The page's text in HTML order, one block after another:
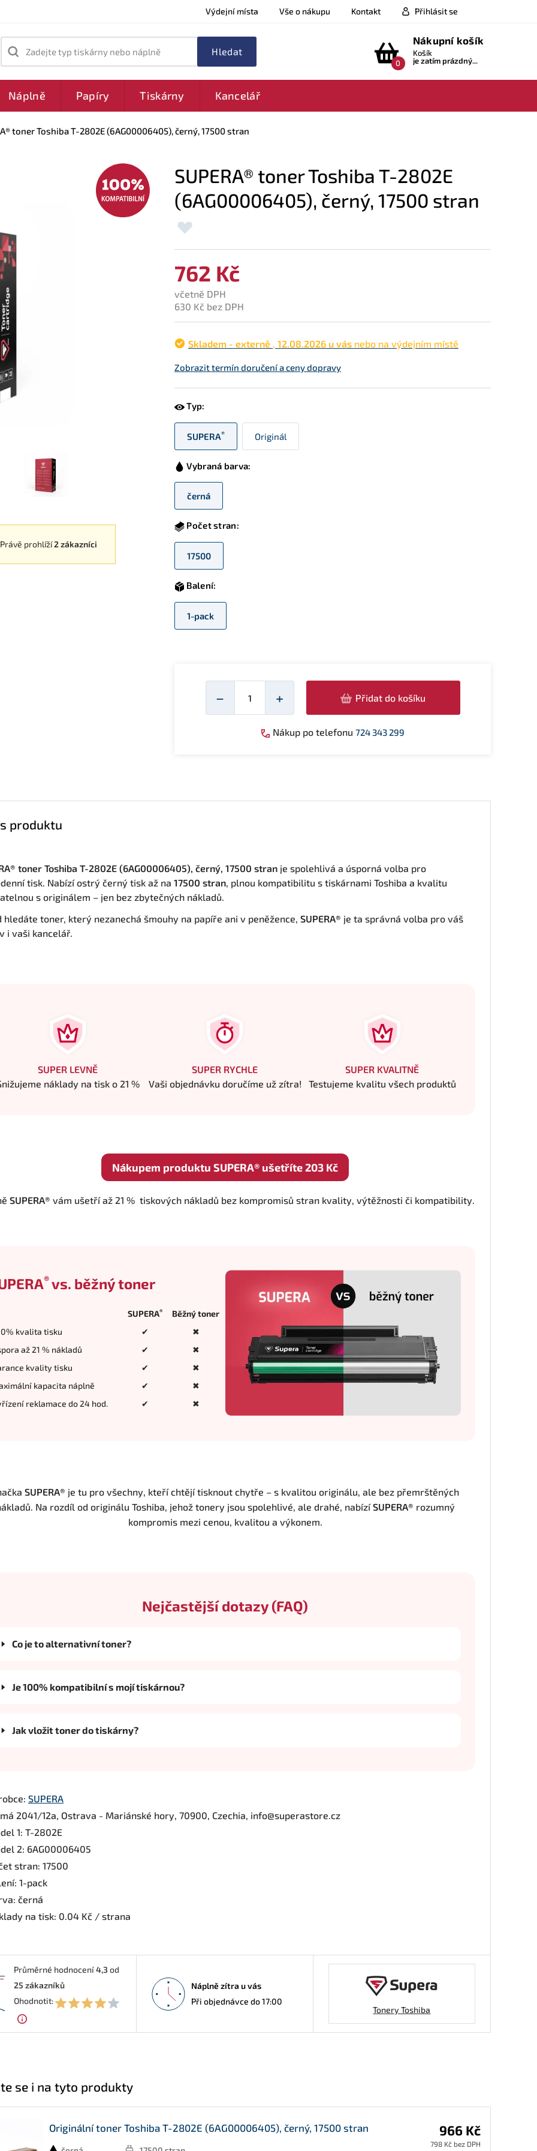
Výdejní místa Vše o nákupu Kontakt Přihlásit se
Zadejte typ tiskárny nebo náplně
0
Nákupní košík
Košík
je zatím prázdný...
Náplně Papíry Tiskárny Kancelář
toner Toshiba T-2802E (6AG00006405), černý, 17500 stran
Právě prohlíží2 zákazníci
SUPERA® toner Toshiba T-2802E
(6AG00006405), černý, 17500 stran
762 Kč
včetně DPH
630 Kč bez DPH
Skladem - externě 12.08.2026 u vás nebo na výdejním místě
Zobrazit termín doručení a ceny dopravy
Typ:
SUPERA® Originál
Vybraná barva:
černá
Počet stran:
17500
Balení:
1-pack
−
Množství
+ Přidat do košíku
Nákup po telefonu 724 343 299
produktu
toner Toshiba T-2802E (6AG00006405), černý, 17500 stran je spolehlivá a úsporná volba pro
tisk. Nabízí ostrý černý tisk až na 17500 stran, plnou kompatibilitu s tiskárnami Toshiba a kvalitu
s originálem – jen bez zbytečných nákladů.
hledáte toner, který nezanechá šmouhy na papíře ani v peněžence, SUPERA® je ta správná volba pro váš
i vaši kancelář.
SUPER LEVNĚ
náklady na tisk o 21 %
SUPER RYCHLE
Vaši objednávku doručíme už zítra!
SUPER KVALITNĚ
Testujeme kvalitu všech produktů
Nákupem produktu SUPERA® ušetříte 203 Kč
SUPERA® vám ušetří až 21 % tiskových nákladů bez kompromisů stran kvality, výtěžnosti či kompatibility.
®vs. běžný toner
SUPERA®
Běžný toner
kvalita tisku
✔
✖
až 21 % nákladů
✔
✖
kvality tisku
✔
✖
kapacita náplně
✔
✖
reklamace do 24 hod.
✔ ✖
SUPERA® je tu pro všechny, kteří chtějí tisknout chytře – s kvalitou originálu, ale bez přemrštěných
Na rozdíl od originálu Toshiba, jehož tonery jsou spolehlivé, ale drahé, nabízíSUPERA® rozumný
kompromis mezi cenou, kvalitou a výkonem.
Nejčastější dotazy (FAQ)
Co je to alternativní toner?
Je 100% kompatibilní s mojí tiskárnou?
Jak vložit toner do tiskárny?
SUPERA
2041/12a, Ostrava - Mariánské hory, 70900, Czechia, info@superastore.cz
1: T-2802E
2: 6AG00006405
stran: 17500
1-pack
černá
na tisk: 0.04 Kč / strana
Průměrné hodnocení4,3 od
25 zákazníků
Ohodnotit:
Náplně zítra u vás
Při objednávce do 17:00
Tonery Toshiba
se i na tyto produkty
Originální toner Toshiba T-2802E (6AG00006405), černý, 17500 stran 966 Kč
798 Kč bez DPH